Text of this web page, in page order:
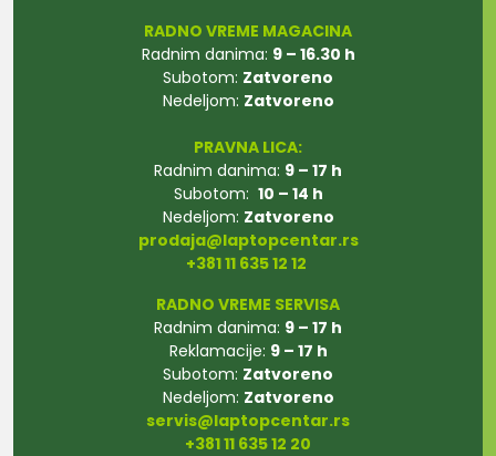
RADNO VREME MAGACINA
Radnim danima: 9 – 16.30 h
Subotom: Zatvoreno
Nedeljom: Zatvoreno
PRAVNA LICA:
Radnim danima: 9 – 17 h
Subotom: 10 – 14 h
Nedeljom: Zatvoreno
prodaja@laptopcentar.rs
+381 11 635 12 12
RADNO VREME SERVISA
Radnim danima: 9 – 17 h
Reklamacije: 9 – 17 h
Subotom: Zatvoreno
Nedeljom: Zatvoreno
servis@laptopcentar.rs
+381 11 635 12 20